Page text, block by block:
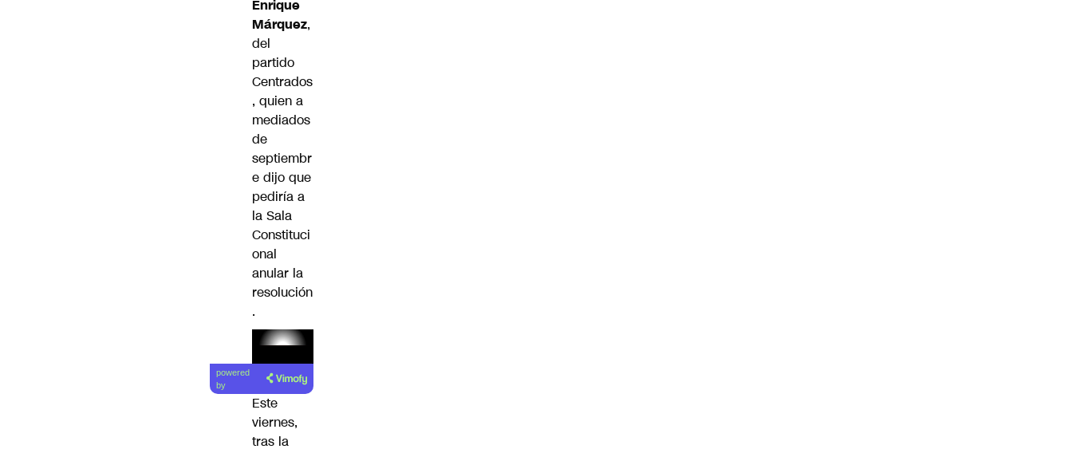
Enrique
Márquez,
del
partido
Centrados
, quien a
mediados
de
septiembr
e dijo que
pediría a
la Sala
Constituci
onal
anular la
resolución
.
Lea el
artículo
powered
by
Este
viernes,
tras la